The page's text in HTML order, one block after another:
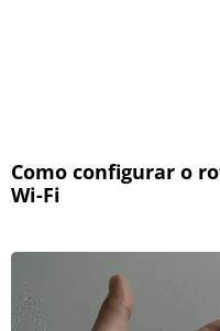
Como configurar o
Wi-Fi